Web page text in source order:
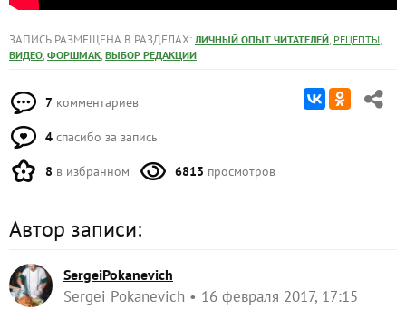
ЗАПИСЬ РАЗМЕЩЕНА В РАЗДЕЛАХ: ЛИЧНЫЙ ОПЫТ ЧИТАТЕЛЕЙ, РЕЦЕПТЫ,
ВИДЕО, ФОРШМАК, ВЫБОР РЕДАКЦИИ
7 комментариев
4 спасибо за запись
8 в избранном 6813 просмотров
Автор записи:
SergeiPokanevich
Sergei Pokanevich 16 февраля 2017, 17:15